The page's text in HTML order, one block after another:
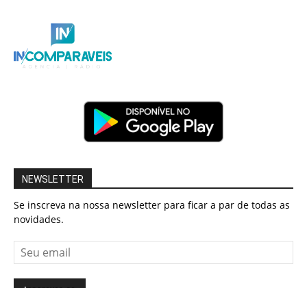
NEWSLETTER
Se inscreva na nossa newsletter para ficar a par de todas as
novidades.